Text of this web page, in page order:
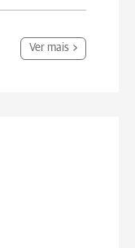
Ver mais